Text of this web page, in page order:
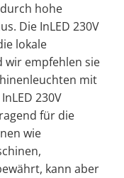
hohe
Die InLED 230V
lokale
wir empfehlen sie
mit
230V
für die
wie
kann aber